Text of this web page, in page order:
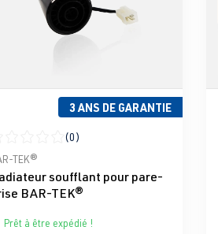
3 ANS DE GARANTIE
moyenne de 0 sur 5 étoiles
(0)
TEK®
soufflant pour pare-
BAR-TEK®
Prêt à être expédié !